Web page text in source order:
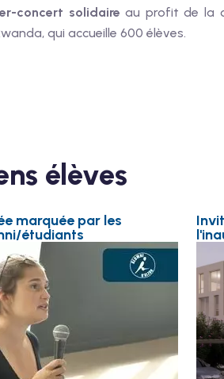
concert solidaire au profit de la
qui accueille 600 élèves.
élèves
marquée par les
étudiants